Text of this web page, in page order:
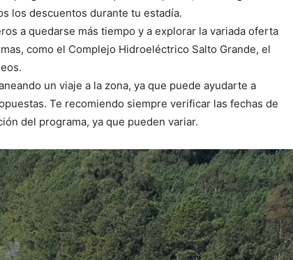
i
a
l
s
t
c
l
a
s
d
e
f
los descuentos durante tu estadía.
a quedarse más tiempo y a explorar la variada oferta
como el Complejo Hidroeléctrico Salto Grande, el
un viaje a la zona, ya que puede ayudarte a
Te recomiendo siempre verificar las fechas de
del programa, ya que pueden variar.